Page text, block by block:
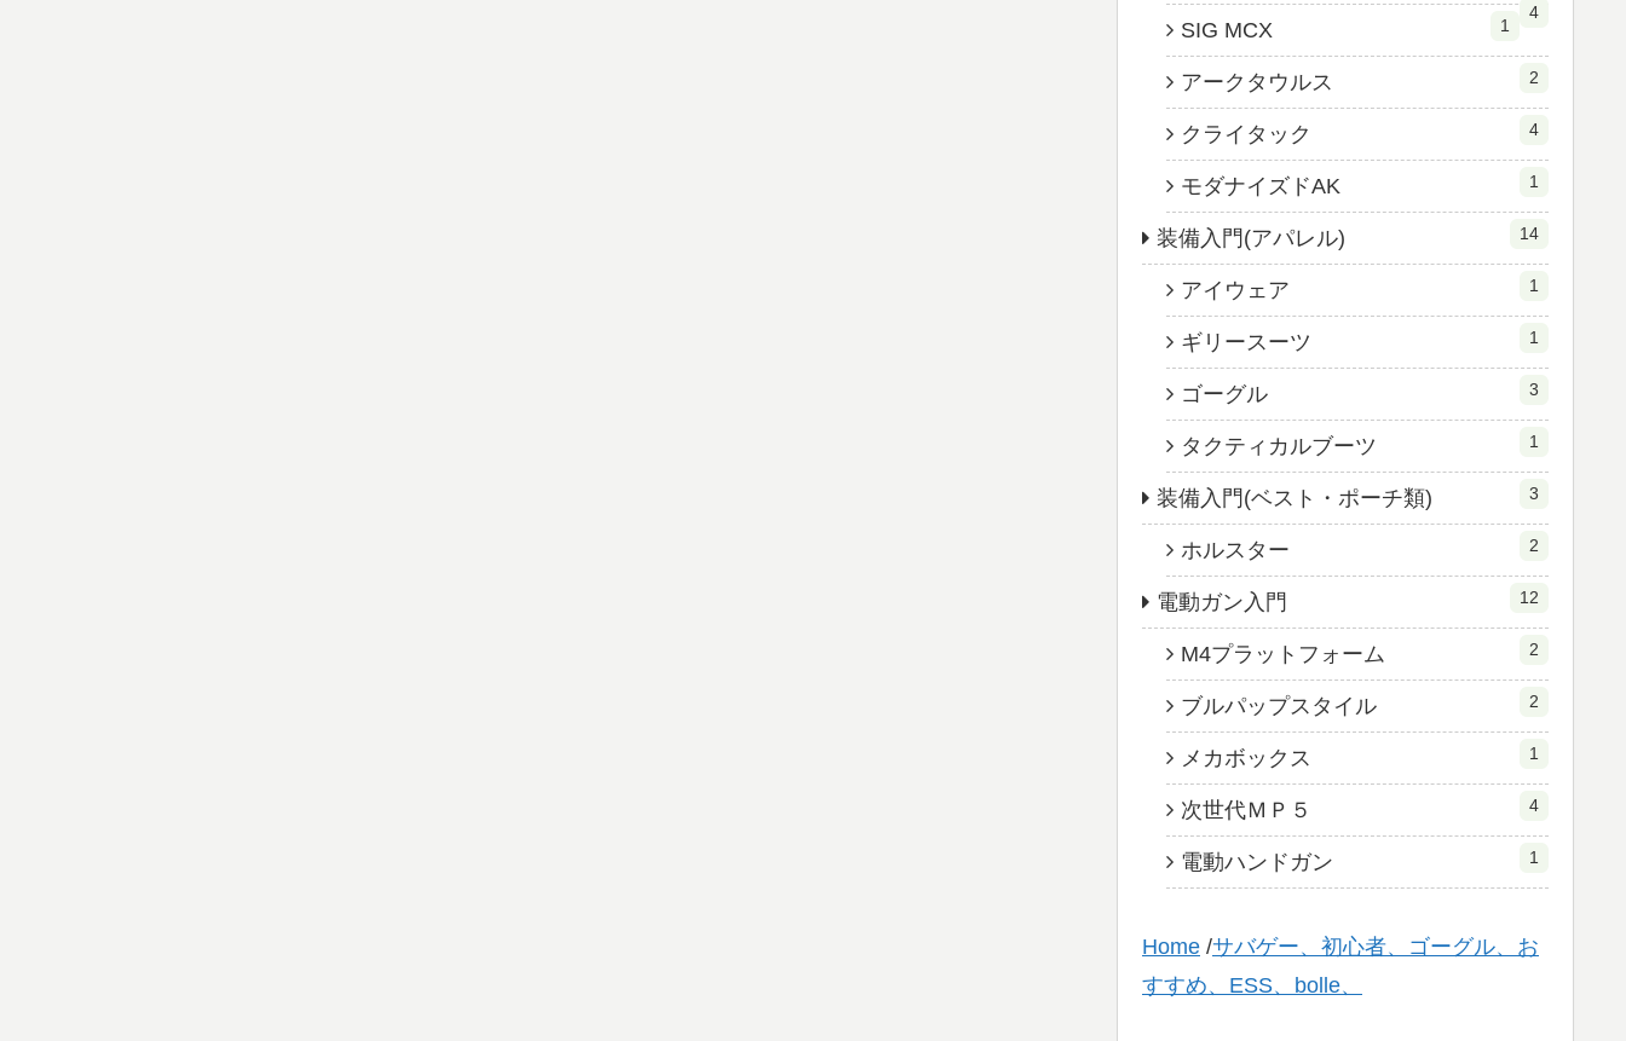
4
SIG MCX 1
アークタウルス 2
クライタック 4
モダナイズドAK 1
装備入門(アパレル) 14
アイウェア 1
ギリースーツ 1
ゴーグル 3
タクティカルブーツ 1
装備入門(ベスト・ポーチ類) 3
ホルスター 2
電動ガン入門 12
M4プラットフォーム 2
ブルパップスタイル 2
メカボックス 1
次世代ＭＰ５ 4
電動ハンドガン 1
Home /サバゲー、初心者、ゴーグル、お
すすめ、ESS、bolle、